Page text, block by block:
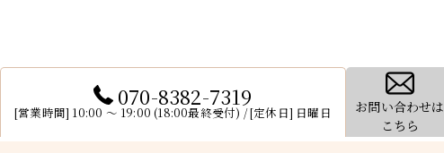
070-8382-7319
[営業時間] 10:00 〜 19:00 (18:00最終受付) / [定休日] 日曜日
お問い合わせは
こちら